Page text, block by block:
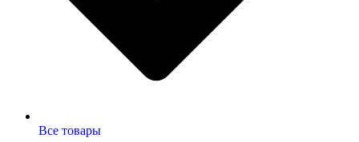
Все товары